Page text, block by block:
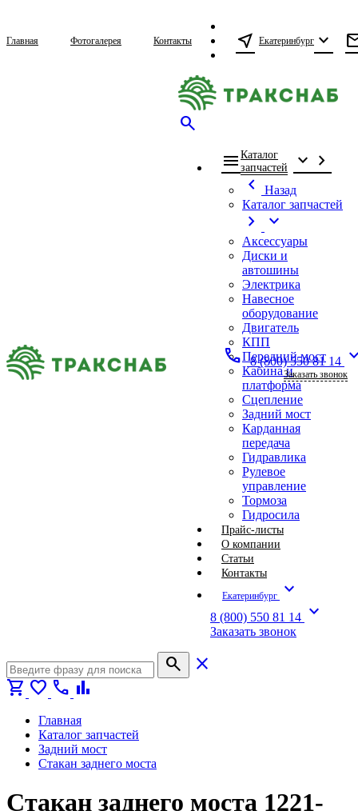
Главная Фотогалерея Контакты near_me Екатеринбург expand_more
search
menu Каталог
запчастей
expand_more chevron_right
chevron_left
Назад
Каталог запчастей
chevron_right expand_more
Аксессуары
Диски и
автошины
Электрика
Навесное
оборудование
Двигатель
КПП
Передний мост
Кабина и
платформа
Сцепление
Задний мост
Карданная
передача
Гидравлика
Рулевое
управление
Тормоза
Гидросила
Прайс-листы
О компании
Статьи
Контакты
Екатеринбург expand_more
8 (800) 550 81 14 expand_more
Заказать звонок
call 8 (800) 550 81 14
Заказать звонок
search
close
shopping_cart favorite call bar_chart
Главная
Каталог запчастей
Задний мост
Стакан заднего моста
Стакан заднего моста 1221-